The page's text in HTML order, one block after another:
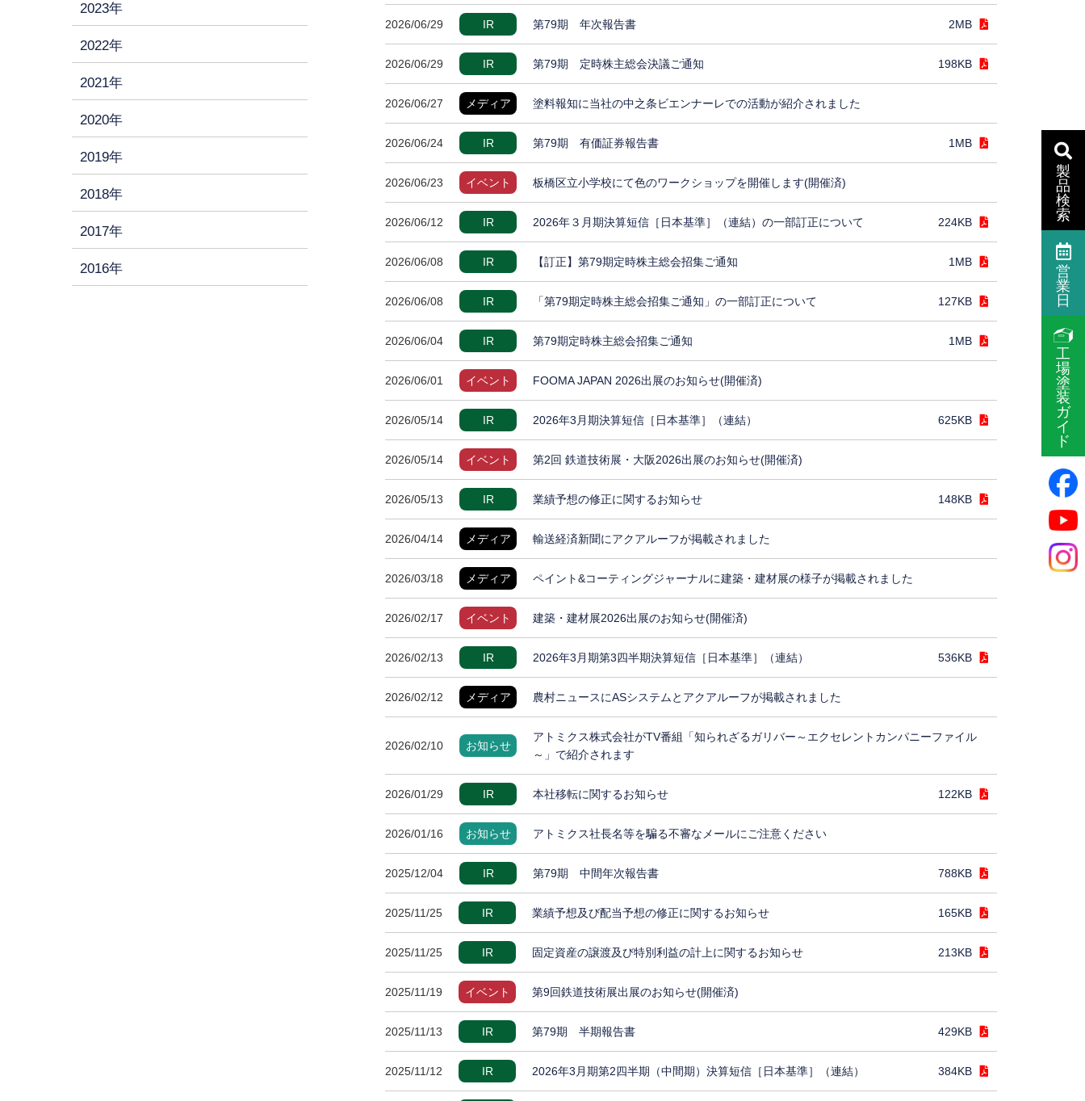
2023年
2022年
2021年
2020年
2019年
2018年
2017年
2016年
2026/06/29 IR 第79期 年次報告書 2MB
2026/06/29 IR 第79期 定時株主総会決議ご通知 198KB
2026/06/27 メディア 塗料報知に当社の中之条ビエンナーレでの活動が紹介されました
2026/06/24 IR 第79期 有価証券報告書 1MB
2026/06/23 イベント 板橋区立小学校にて色のワークショップを開催します(開催済)
2026/06/12 IR 2026年３月期決算短信［日本基準］（連結）の一部訂正について 224KB
2026/06/08 IR 【訂正】第79期定時株主総会招集ご通知 1MB
2026/06/08 IR 「第79期定時株主総会招集ご通知」の一部訂正について 127KB
2026/06/04 IR 第79期定時株主総会招集ご通知 1MB
2026/06/01 イベント FOOMA JAPAN 2026出展のお知らせ(開催済)
2026/05/14 IR 2026年3月期決算短信［日本基準］（連結） 625KB
2026/05/14 イベント 第2回 鉄道技術展・大阪2026出展のお知らせ(開催済)
2026/05/13 IR 業績予想の修正に関するお知らせ 148KB
2026/04/14 メディア 輸送経済新聞にアクアルーフが掲載されました
2026/03/18 メディア ペイント&コーティングジャーナルに建築・建材展の様子が掲載されました
2026/02/17 イベント 建築・建材展2026出展のお知らせ(開催済)
2026/02/13 IR 2026年3月期第3四半期決算短信［日本基準］（連結） 536KB
2026/02/12 メディア 農村ニュースにASシステムとアクアルーフが掲載されました
2026/02/10 お知らせ
アトミクス株式会社がTV番組「知られざるガリバー～エクセレントカンパニーファイル
～」で紹介されます
2026/01/29 IR 本社移転に関するお知らせ 122KB
2026/01/16 お知らせ アトミクス社長名等を騙る不審なメールにご注意ください
2025/12/04 IR 第79期 中間年次報告書 788KB
2025/11/25 IR 業績予想及び配当予想の修正に関するお知らせ 165KB
2025/11/25 IR 固定資産の譲渡及び特別利益の計上に関するお知らせ 213KB
2025/11/19 イベント 第9回鉄道技術展出展のお知らせ(開催済)
2025/11/13 IR 第79期 半期報告書 429KB
2025/11/12 IR 2026年3月期第2四半期（中間期）決算短信［日本基準］（連結） 384KB
製
品
検
索
営
業
日
工
場
塗
装
ガ
イ
ド